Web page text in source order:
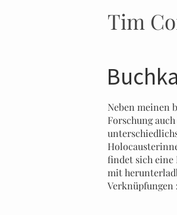
Tim
Neben meinen
Forschung
findet sich eine
mit
Verknüpfungen